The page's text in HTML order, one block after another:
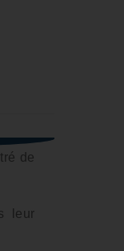
de
leur